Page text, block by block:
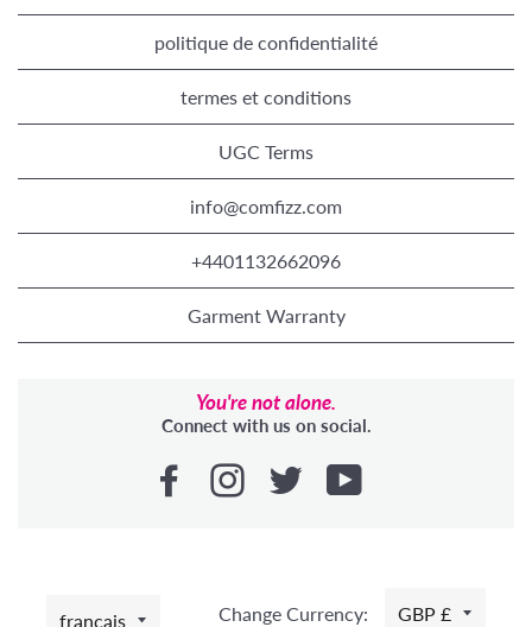
politique de confidentialité
termes et conditions
UGC Terms
info@comfizz.com
+4401132662096
Garment Warranty
You're not alone.
Connect with us on social.
LANGUE
français Change Currency: GBP £